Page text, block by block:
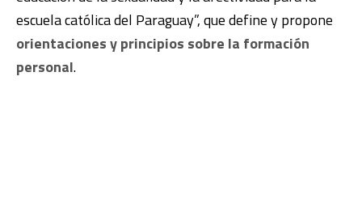
escuela católica del Paraguay”, que define y propone
orientaciones y principios sobre la formación
personal.